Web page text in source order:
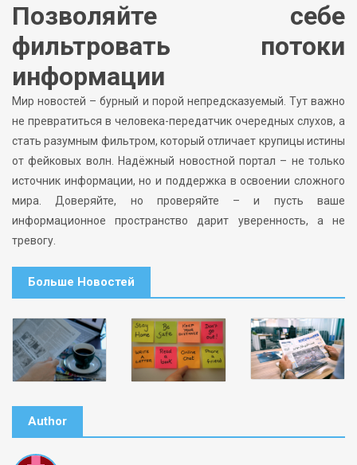
Позволяйте себе
фильтровать потоки
информации
Мир новостей – бурный и порой непредсказуемый. Тут важно
не превратиться в человека-передатчик очередных слухов, а
стать разумным фильтром, который отличает крупицы истины
от фейковых волн. Надёжный новостной портал – не только
источник информации, но и поддержка в освоении сложного
мира. Доверяйте, но проверяйте – и пусть ваше
информационное пространство дарит уверенность, а не
тревогу.
Больше Новостей
Author